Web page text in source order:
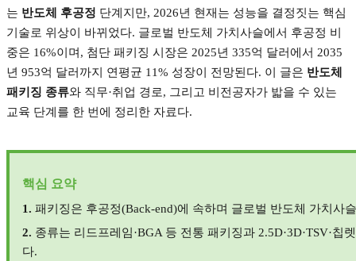
는 반도체 후공정 단계지만, 2026년 현재는 성능을 결정짓는 핵심
기술로 위상이 바뀌었다. 글로벌 반도체 가치사슬에서 후공정 비
중은 16%이며 , 첨단 패키징 시장은 2025년 335억 달러에서 2035
년 953억 달러까지 연평균 11% 성장이 전망된다. 이 글은 반도체
패키징 종류와 직무·취업 경로, 그리고 비전공자가 밟을 수 있는
교육 단계를 한 번에 정리한 자료다.
핵심 요약
1. 패키징은 후공정(Back-end)에 속하며 글로벌 반도체 가치사
2. 종류는 리드프레임·BGA 등 전통 패키징과 2.5D·3D·TSV·칩
다.